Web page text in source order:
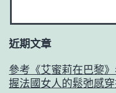
近期文章
參考《艾蜜莉在巴黎
握法國女人的鬆弛感穿